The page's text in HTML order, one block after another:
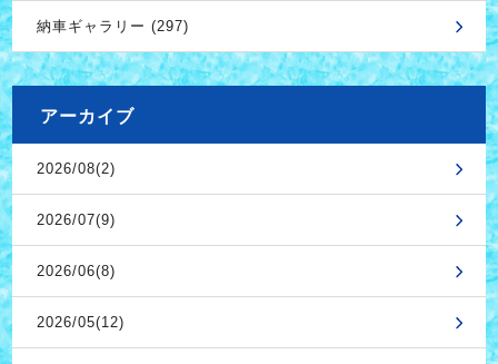
納車ギャラリー (297)
アーカイブ
2026/08(2)
2026/07(9)
2026/06(8)
2026/05(12)